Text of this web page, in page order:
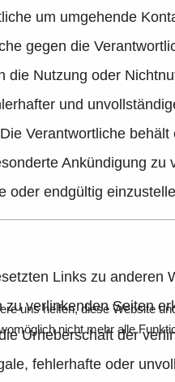
um umgehende
gegen die
die Nutzung oder
und
Verantwortliche behält
Ankündigung zu
oder endgültig
Links zu anderen
verlinkenden Seiten
Urheberschaft der
fehlerhafte oder
uns helfen, diese Website
nicht mehr alle